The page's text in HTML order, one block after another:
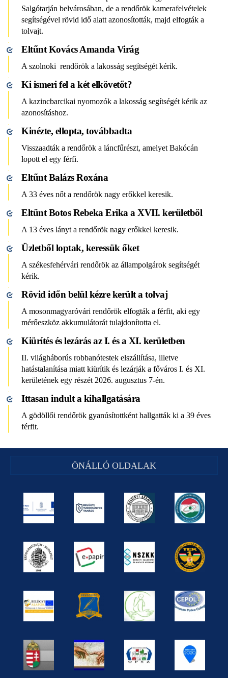
Salgótarján belvárosában, de a rendőrök kamerafelvételek
segítségével rövid idő alatt azonosították, majd elfogták a
tolvajt.
Eltűnt Kovács Amanda Virág
A szolnoki rendőrök a lakosság segítségét kérik.
Ki ismeri fel a két elkövetőt?
A kazincbarcikai nyomozók a lakosság segítségét kérik az
azonosításhoz.
Kinézte, ellopta, továbbadta
Visszaadták a rendőrök a láncfűrészt, amelyet Bakócán
lopott el egy férfi.
Eltűnt Balázs Roxána
A 33 éves nőt a rendőrök nagy erőkkel keresik.
Eltűnt Botos Rebeka Erika a XVII. kerületből
A 13 éves lányt a rendőrök nagy erőkkel keresik.
Üzletből loptak, keressük őket
A székesfehérvári rendőrök az állampolgárok segítségét
kérik.
Rövid időn belül kézre került a tolvaj
A mosonmagyaróvári rendőrök elfogták a férfit, aki egy
mérőeszköz akkumulátorát tulajdonította el.
Kiürítés és lezárás az I. és a XI. kerületben
II. világháborús robbanótestek elszállítása, illetve
hatástalanítása miatt kiürítik és lezárják a főváros I. és XI.
kerületének egy részét 2026. augusztus 7-én.
Ittasan indult a kihallgatására
A gödöllői rendőrök gyanúsítottként hallgatták ki a 39 éves
férfit.
ÖNÁLLÓ OLDALAK